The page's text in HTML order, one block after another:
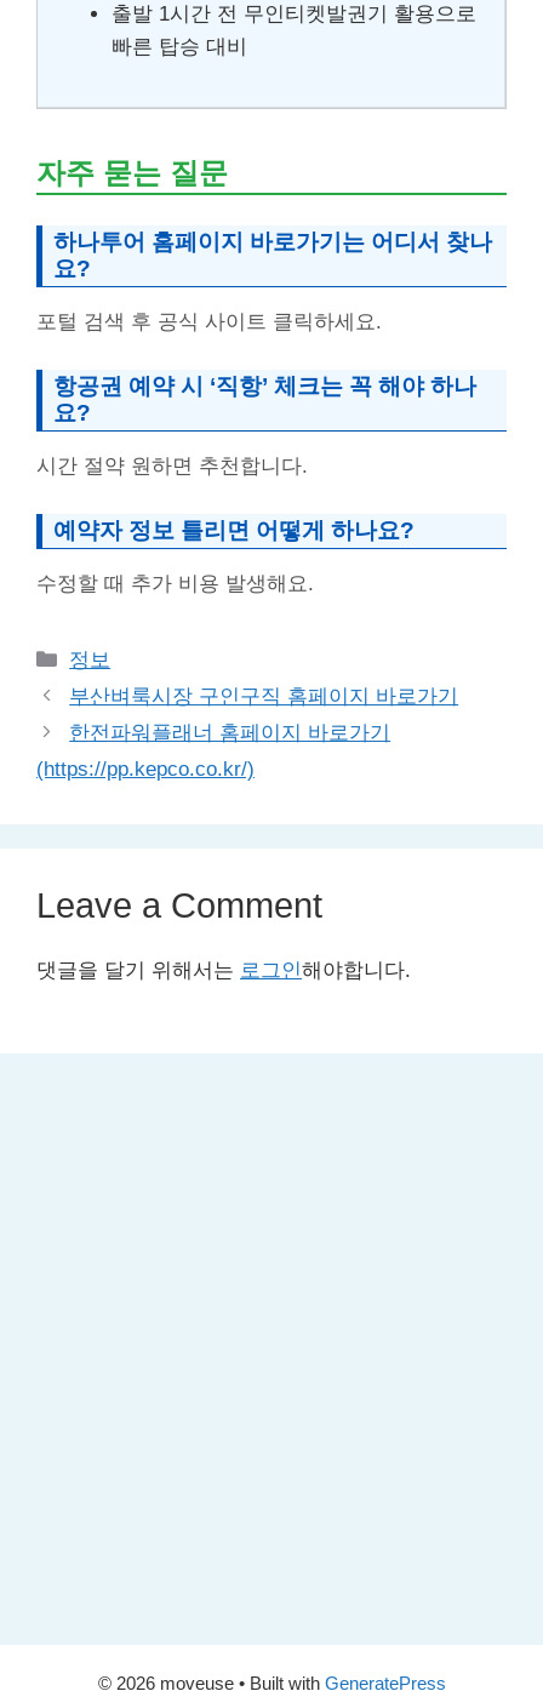
출발 1시간 전 무인티켓발권기 활용으로
빠른 탑승 대비
자주 묻는 질문
하나투어 홈페이지 바로가기는 어디서 찾나
요?
포털 검색 후 공식 사이트 클릭하세요.
항공권 예약 시 ‘직항’ 체크는 꼭 해야 하나
요?
시간 절약 원하면 추천합니다.
예약자 정보 틀리면 어떻게 하나요?
수정할 때 추가 비용 발생해요.
Categories
정보
부산벼룩시장 구인구직 홈페이지 바로가기
한전파워플래너 홈페이지 바로가기
(https://pp.kepco.co.kr/)
Leave a Comment
댓글을 달기 위해서는 로그인해야합니다.
© 2026 moveuse• Built with GeneratePress